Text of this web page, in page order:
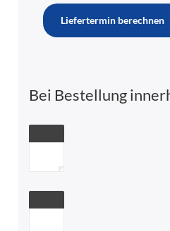
Liefertermin berechnen
Bei Bestellung